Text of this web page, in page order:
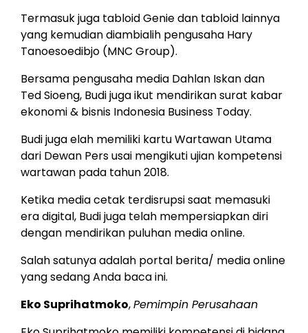
Termasuk juga tabloid Genie dan tabloid lainnya
yang kemudian diambialih pengusaha Hary
Tanoesoedibjo (MNC Group).
Bersama pengusaha media Dahlan Iskan dan
Ted Sioeng, Budi juga ikut mendirikan surat kabar
ekonomi & bisnis Indonesia Business Today.
Budi juga elah memiliki kartu Wartawan Utama
dari Dewan Pers usai mengikuti ujian kompetensi
wartawan pada tahun 2018.
Ketika media cetak terdisrupsi saat memasuki
era digital, Budi juga telah mempersiapkan diri
dengan mendirikan puluhan media online.
Salah satunya adalah portal berita/ media online
yang sedang Anda baca ini.
Eko Suprihatmoko,Pemimpin Perusahaan